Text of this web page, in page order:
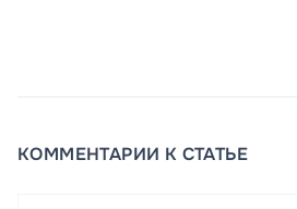
КОММЕНТАРИИ К СТАТЬЕ